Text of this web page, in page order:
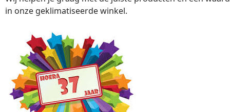
in onze geklimatiseerde winkel.